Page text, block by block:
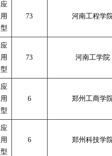
应
用
型
73 河南工程学
应
用
型
73 河南工学院
应
用
型
6 郑州工商学
应
用
型
6 郑州科技学